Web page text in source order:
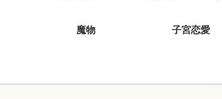
魔物 子宮恋愛